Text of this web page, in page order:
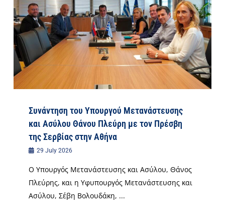
Συνάντηση του Υπουργού Μετανάστευσης
και Ασύλου Θάνου Πλεύρη με τον Πρέσβη
της Σερβίας στην Αθήνα
29 July 2026
Ο Υπουργός Μετανάστευσης και Ασύλου, Θάνος
Πλεύρης, και η Υφυπουργός Μετανάστευσης και
Ασύλου, Σέβη Βολουδάκη, ...